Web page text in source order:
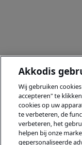
Akkodis
Wij gebruiken
accepteren" te
cookies op uw
te verbeteren, de
verbeteren, het
helpen bij onze
gepersonaliseerde